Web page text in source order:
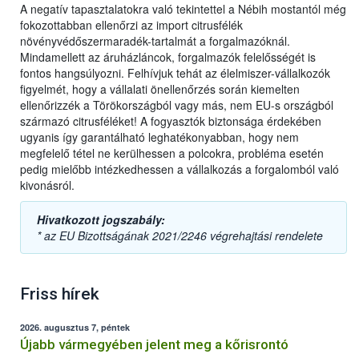
A negatív tapasztalatokra való tekintettel a Nébih mostantól még
fokozottabban ellenőrzi az import citrusfélék
növényvédőszermaradék-tartalmát a forgalmazóknál.
Mindamellett az áruházláncok, forgalmazók felelősségét is
fontos hangsúlyozni. Felhívjuk tehát az élelmiszer-vállalkozók
figyelmét, hogy a vállalati önellenőrzés során kiemelten
ellenőrizzék a Törökországból vagy más, nem EU-s országból
származó citrusféléket! A fogyasztók biztonsága érdekében
ugyanis így garantálható leghatékonyabban, hogy nem
megfelelő tétel ne kerülhessen a polcokra, probléma esetén
pedig mielőbb intézkedhessen a vállalkozás a forgalomból való
kivonásról.
Hivatkozott jogszabály:
* az EU Bizottságának 2021/2246 végrehajtási rendelete
Friss hírek
2026. augusztus 7, péntek
Újabb vármegyében jelent meg a kőrisrontó